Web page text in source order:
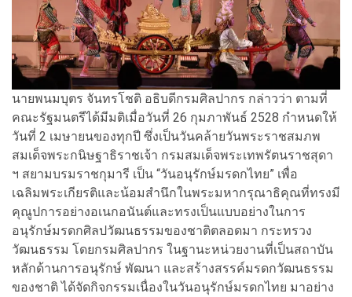
นายพนมบุตร จันทรโชติ อธิบดีกรมศิลปากร กล่าวว่า ตามที่
คณะรัฐมนตรีได้มีมติเมื่อวันที่ 26 กุมภาพันธ์ 2528 กำหนดให้
วันที่ 2 เมษายนของทุกปี ซึ่งเป็นวันคล้ายวันพระราชสมภพ
สมเด็จพระกนิษฐาธิราชเจ้า กรมสมเด็จพระเทพรัตนราชสุดา
ฯ สยามบรมราชกุมารี เป็น “วันอนุรักษ์มรดกไทย” เพื่อ
เฉลิมพระเกียรติและน้อมสํานึกในพระมหากรุณาธิคุณที่ทรงมี
คุณูปการอย่างอเนกอนันต์และทรงเป็นแบบอย่างในการ
อนุรักษ์มรดกศิลปวัฒนธรรมของชาติตลอดมา กระทรวง
วัฒนธรรม โดยกรมศิลปากร ในฐานะหน่วยงานที่เป็นสถาบัน
หลักด้านการอนุรักษ์ พัฒนา และสร้างสรรค์มรดกวัฒนธรรม
ของชาติ ได้จัดกิจกรรมเนื่องในวันอนุรักษ์มรดกไทย มาอย่าง